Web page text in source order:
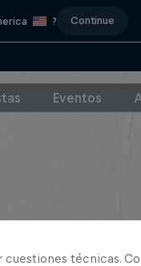
? Continue
Eventos
cuestiones técnicas.